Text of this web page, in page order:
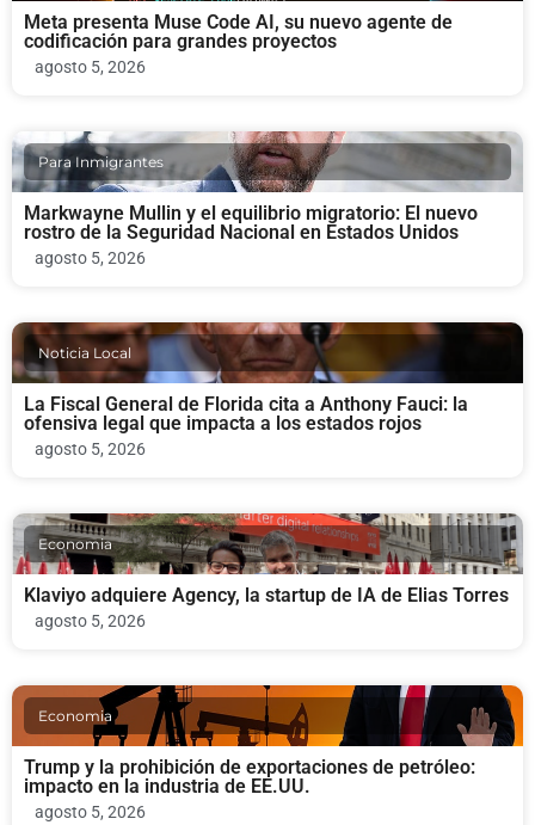
Meta presenta Muse Code AI, su nuevo agente de
codificación para grandes proyectos
agosto 5, 2026
Para Inmigrantes
Markwayne Mullin y el equilibrio migratorio: El nuevo
rostro de la Seguridad Nacional en Estados Unidos
agosto 5, 2026
Noticia Local
La Fiscal General de Florida cita a Anthony Fauci: la
ofensiva legal que impacta a los estados rojos
agosto 5, 2026
Economia
Klaviyo adquiere Agency, la startup de IA de Elias Torres
agosto 5, 2026
Economia
Trump y la prohibición de exportaciones de petróleo:
impacto en la industria de EE.UU.
agosto 5, 2026